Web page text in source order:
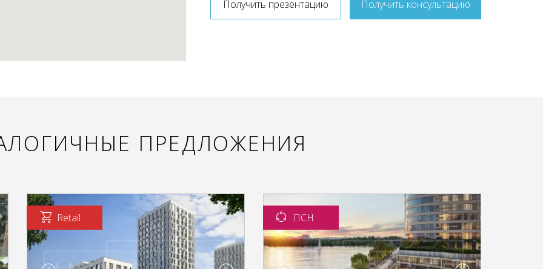
Получить презентацию Получить консультацию
ПРЕДЛОЖЕНИЯ
Retail ПСН